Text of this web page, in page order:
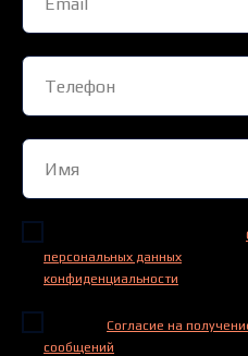
персональных данных
конфиденциальности
Согласие на
сообщений